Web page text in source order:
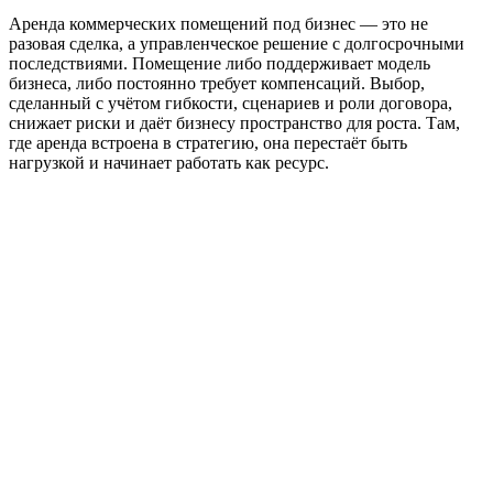
Аренда коммерческих помещений под бизнес — это не
разовая сделка, а управленческое решение с долгосрочными
последствиями. Помещение либо поддерживает модель
бизнеса, либо постоянно требует компенсаций. Выбор,
сделанный с учётом гибкости, сценариев и роли договора,
снижает риски и даёт бизнесу пространство для роста. Там,
где аренда встроена в стратегию, она перестаёт быть
нагрузкой и начинает работать как ресурс.